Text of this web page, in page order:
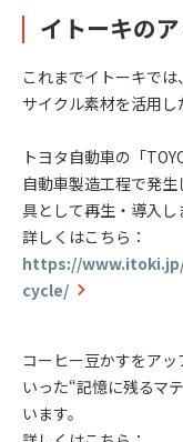
イトーキの
これまでイトーキで
サイクル素材を活用し
トヨタ自動車の「
自動車製造工程で発
具として再生・導入し
詳しくはこちら：
https://
cycle/
コーヒー豆かすをア
いった“記憶に残るマ
います。